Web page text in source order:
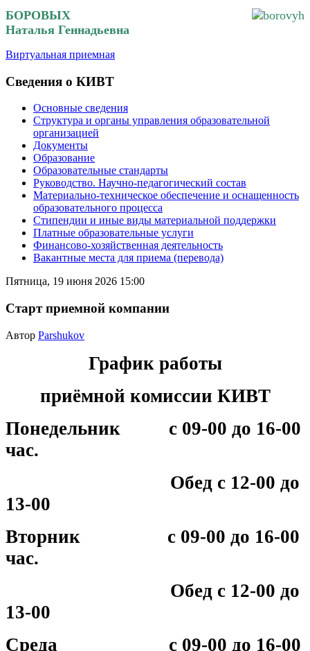
БОРОВЫХ
Наталья Геннадьевна
Виртуальная приемная
Сведения о КИВТ
Основные сведения
Структура и органы управления образовательной
организацией
Документы
Образование
Образовательные стандарты
Руководство. Научно-педагогический состав
Материально-техническое обеспечение и оснащенность
образовательного процесса
Стипендии и иные виды материальной поддержки
Платные образовательные услуги
Финансово-хозяйственная деятельность
Вакантные места для приема (перевода)
Пятница, 19 июня 2026 15:00
Старт приемной компании
Автор Parshukov
График работы
приёмной комиссии КИВТ
Понедельник с 09-00 до 16-00
час.
Обед с 12-00 до
13-00
Вторник с 09-00 до 16-00
час.
Обед с 12-00 до
13-00
Среда с 09-00 до 16-00